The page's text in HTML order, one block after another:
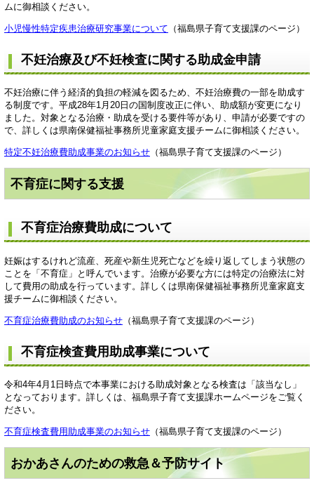
ムに御相談ください。
小児慢性特定疾患治療研究事業について （福島県子育て支援課のページ）
不妊治療及び不妊検査に関する助成金申請
不妊治療に伴う経済的負担の軽減を図るため、不妊治療費の一部を助成す
る制度です。平成28年1月20日の国制度改正に伴い、助成額が変更になり
ました。対象となる治療・助成を受ける要件等があり、申請が必要ですの
で、詳しくは県南保健福祉事務所児童家庭支援チームに御相談ください。
特定不妊治療費助成事業のお知らせ （福島県子育て支援課のページ）
不育症に関する支援
不育症治療費助成について
妊娠はするけれど流産、死産や新生児死亡などを繰り返してしまう状態の
ことを「不育症」と呼んでいます。治療が必要な方には特定の治療法に対
して費用の助成を行っています。詳しくは県南保健福祉事務所児童家庭支
援チームに御相談ください。
不育症治療費助成のお知らせ （福島県子育て支援課のページ）
不育症検査費用助成事業について
令和4年4月1日時点で本事業における助成対象となる検査は「該当なし」
となっております。詳しくは、福島県子育て支援課ホームページをご覧く
ださい。
不育症検査費用助成事業のお知らせ （福島県子育て支援課のページ）
おかあさんのための救急＆予防サイト